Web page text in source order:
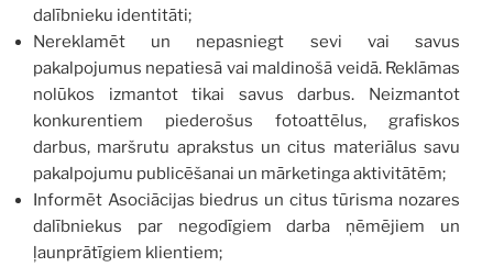
dalībnieku identitāti;
Nereklamēt un nepasniegt sevi vai savus
pakalpojumus nepatiesā vai maldinošā veidā. Reklāmas
nolūkos izmantot tikai savus darbus. Neizmantot
konkurentiem piederošus fotoattēlus, grafiskos
darbus, maršrutu aprakstus un citus materiālus savu
pakalpojumu publicēšanai un mārketinga aktivitātēm;
Informēt Asociācijas biedrus un citus tūrisma nozares
dalībniekus par negodīgiem darba ņēmējiem un
ļaunprātīgiem klientiem;